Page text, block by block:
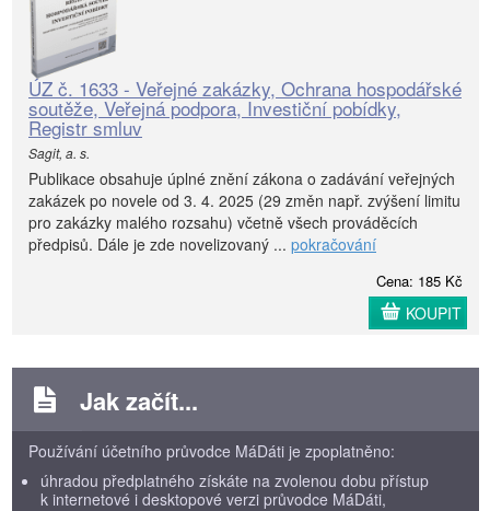
ÚZ č. 1633 - Veřejné zakázky, Ochrana hospodářské
soutěže, Veřejná podpora, Investiční pobídky,
Registr smluv
Sagit, a. s.
Publikace obsahuje úplné znění zákona o zadávání veřejných
zakázek po novele od 3. 4. 2025 (29 změn např. zvýšení limitu
pro zakázky malého rozsahu) včetně všech prováděcích
předpisů. Dále je zde novelizovaný ... pokračování
Cena: 185 Kč
KOUPIT
Jak začít...
Používání účetního průvodce MáDáti je zpoplatněno:
úhradou předplatného získáte na zvolenou dobu přístup
k internetové i desktopové verzi průvodce MáDáti,